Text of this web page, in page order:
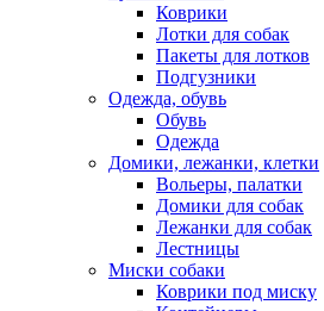
Коврики
Лотки для собак
Пакеты для лотков
Подгузники
Одежда, обувь
Обувь
Одежда
Домики, лежанки, клетки
Вольеры, палатки
Домики для собак
Лежанки для собак
Лестницы
Миски собаки
Коврики под миску